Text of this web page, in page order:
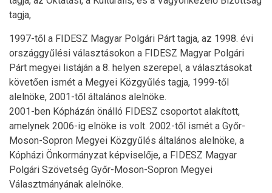
tagja,
1997-től a FIDESZ Magyar Polgári Párt tagja, az 1998. évi
országgyűlési választásokon a FIDESZ Magyar Polgári
Párt megyei listáján a 8. helyen szerepel, a választásokat
követően ismét a Megyei Közgyűlés tagja, 1999-től
alelnöke, 2001-től általános alelnöke.
2001-ben Kópházán önálló FIDESZ csoportot alakított,
amelynek 2006-ig elnöke is volt. 2002-től ismét a Győr-
Moson-Sopron Megyei Közgyűlés általános alelnöke, a
Kópházi Önkormányzat képviselője, a FIDESZ Magyar
Polgári Szövetség Győr-Moson-Sopron Megyei
Választmányának alelnöke.